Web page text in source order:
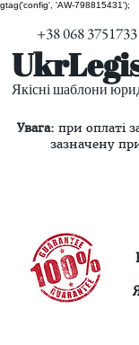
gtag('config', 'AW-798815431');
+38 068
Якісні шаблони
Увага: при оплаті
зазначену